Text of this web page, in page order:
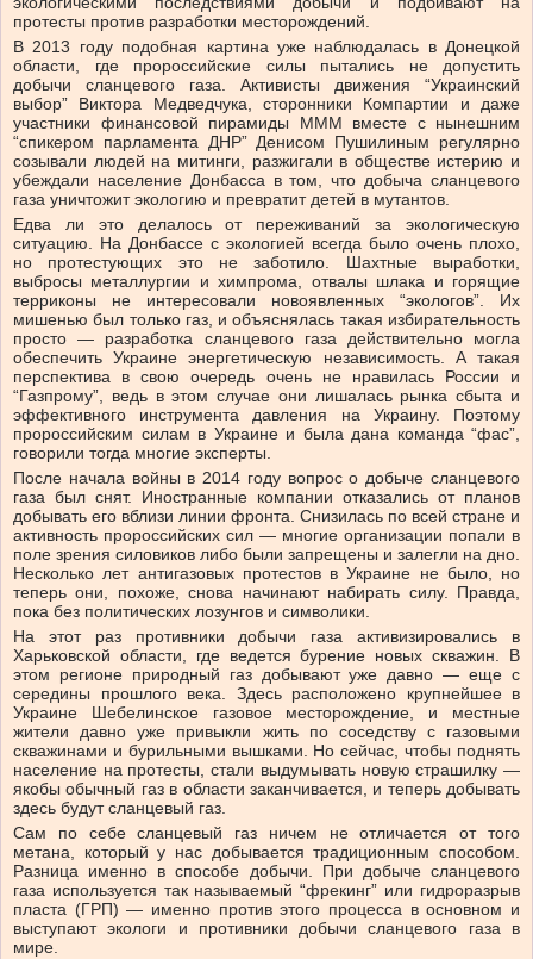
протесты против разработки месторождений.
В 2013 году подобная картина уже наблюдалась в Донецкой
области, где пророссийские силы пытались не допустить
добычи сланцевого газа. Активисты движения “Украинский
выбор” Виктора Медведчука, сторонники Компартии и даже
участники финансовой пирамиды МММ вместе с нынешним
“спикером парламента ДНР” Денисом Пушилиным регулярно
созывали людей на митинги, разжигали в обществе истерию и
убеждали население Донбасса в том, что добыча сланцевого
газа уничтожит экологию и превратит детей в мутантов.
Едва ли это делалось от переживаний за экологическую
ситуацию. На Донбассе с экологией всегда было очень плохо,
но протестующих это не заботило. Шахтные выработки,
выбросы металлургии и химпрома, отвалы шлака и горящие
терриконы не интересовали новоявленных “экологов”. Их
мишенью был только газ, и объяснялась такая избирательность
просто — разработка сланцевого газа действительно могла
обеспечить Украине энергетическую независимость. А такая
перспектива в свою очередь очень не нравилась России и
“Газпрому”, ведь в этом случае они лишалась рынка сбыта и
эффективного инструмента давления на Украину. Поэтому
пророссийским силам в Украине и была дана команда “фас”,
говорили тогда многие эксперты.
После начала войны в 2014 году вопрос о добыче сланцевого
газа был снят. Иностранные компании отказались от планов
добывать его вблизи линии фронта. Снизилась по всей стране и
активность пророссийских сил — многие организации попали в
поле зрения силовиков либо были запрещены и залегли на дно.
Несколько лет антигазовых протестов в Украине не было, но
теперь они, похоже, снова начинают набирать силу. Правда,
пока без политических лозунгов и символики.
На этот раз противники добычи газа активизировались в
Харьковской области, где ведется бурение новых скважин. В
этом регионе природный газ добывают уже давно — еще с
середины прошлого века. Здесь расположено крупнейшее в
Украине Шебелинское газовое месторождение, и местные
жители давно уже привыкли жить по соседству с газовыми
скважинами и бурильными вышками. Но сейчас, чтобы поднять
население на протесты, стали выдумывать новую страшилку —
якобы обычный газ в области заканчивается, и теперь добывать
здесь будут сланцевый газ.
Сам по себе сланцевый газ ничем не отличается от того
метана, который у нас добывается традиционным способом.
Разница именно в способе добычи. При добыче сланцевого
газа используется так называемый “фрекинг” или гидроразрыв
пласта (ГРП) — именно против этого процесса в основном и
выступают экологи и противники добычи сланцевого газа в
мире.